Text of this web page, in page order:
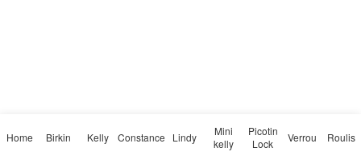
Home Birkin Kelly Constance Lindy
Mini
kelly
Picotin
Lock
Verrou Roulis